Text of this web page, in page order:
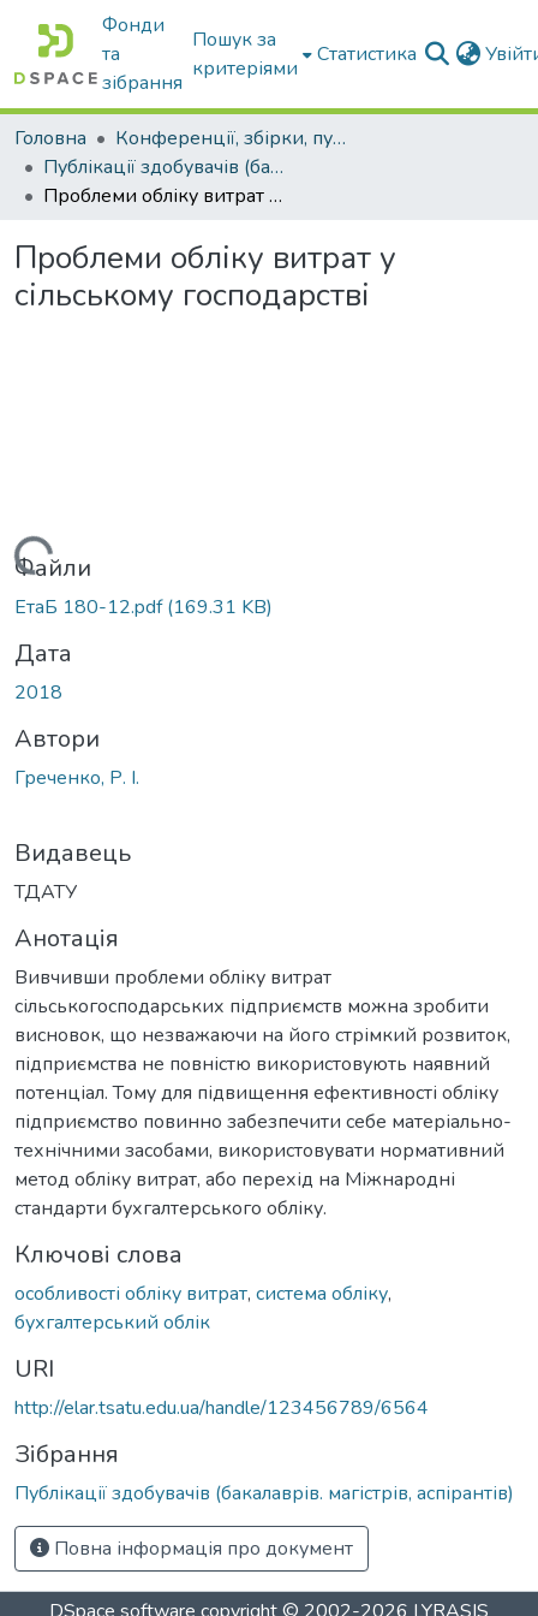
Фонди
та
зібрання
Пошук за
критеріями
Статистика
Головна
Конференції, збірки, публікації молодих вчених і здобувачів : магістрів, бакалаврів, аспірантів.
Публікації здобувачів (бакалаврів. магістрів, аспірантів)
Проблеми обліку витрат у сільському господарстві
Проблеми обліку витрат у
сільському господарстві
Вантажиться...
Файли
ЕтаБ 180-12.pdf(169.31 KB)
Дата
2018
Автори
Греченко, Р. І.
Видавець
ТДАТУ
Анотація
Вивчивши проблеми обліку витрат
сільськогосподарських підприємств можна зробити
висновок, що незважаючи на його стрімкий розвиток,
підприємства не повністю використовують наявний
потенціал. Тому для підвищення ефективності обліку
підприємство повинно забезпечити себе матеріально-
технічними засобами, використовувати нормативний
метод обліку витрат, або перехід на Міжнародні
стандарти бухгалтерського обліку.
Ключові слова
особливості обліку витрат, система обліку,
бухгалтерський облік
URI
http://elar.tsatu.edu.ua/handle/123456789/6564
Зібрання
Публікації здобувачів (бакалаврів. магістрів, аспірантів)
Повна інформація про документ